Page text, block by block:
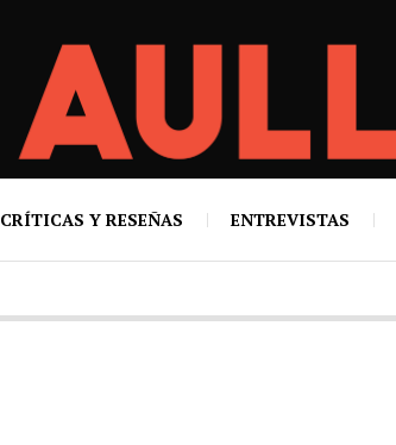
CRÍTICAS Y RESEÑAS ENTREVISTAS